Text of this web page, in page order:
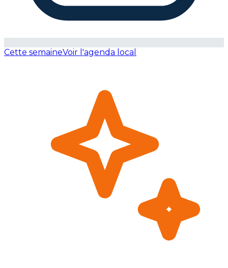
Cette semaineVoir l'agenda local